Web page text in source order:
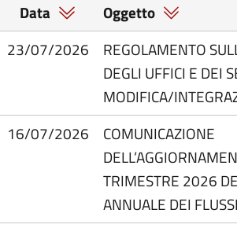
Data
Oggetto
23/07/2026
REGOLAMENTO
DEGLI UFFICI E DEI
MODIFICA/
16/07/2026
COMUNICAZIONE
TRIMESTRE 2026
ANNUALE DEI